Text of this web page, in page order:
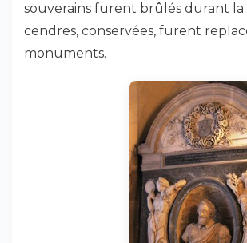
souverains furent brûlés durant la
cendres, conservées, furent
monuments.